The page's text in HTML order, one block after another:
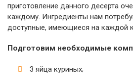
приготовление данного десерта
каждому. Ингредиенты нам
доступные, имеющиеся на каждой
Подготовим необходимые
3 яйца куриных;